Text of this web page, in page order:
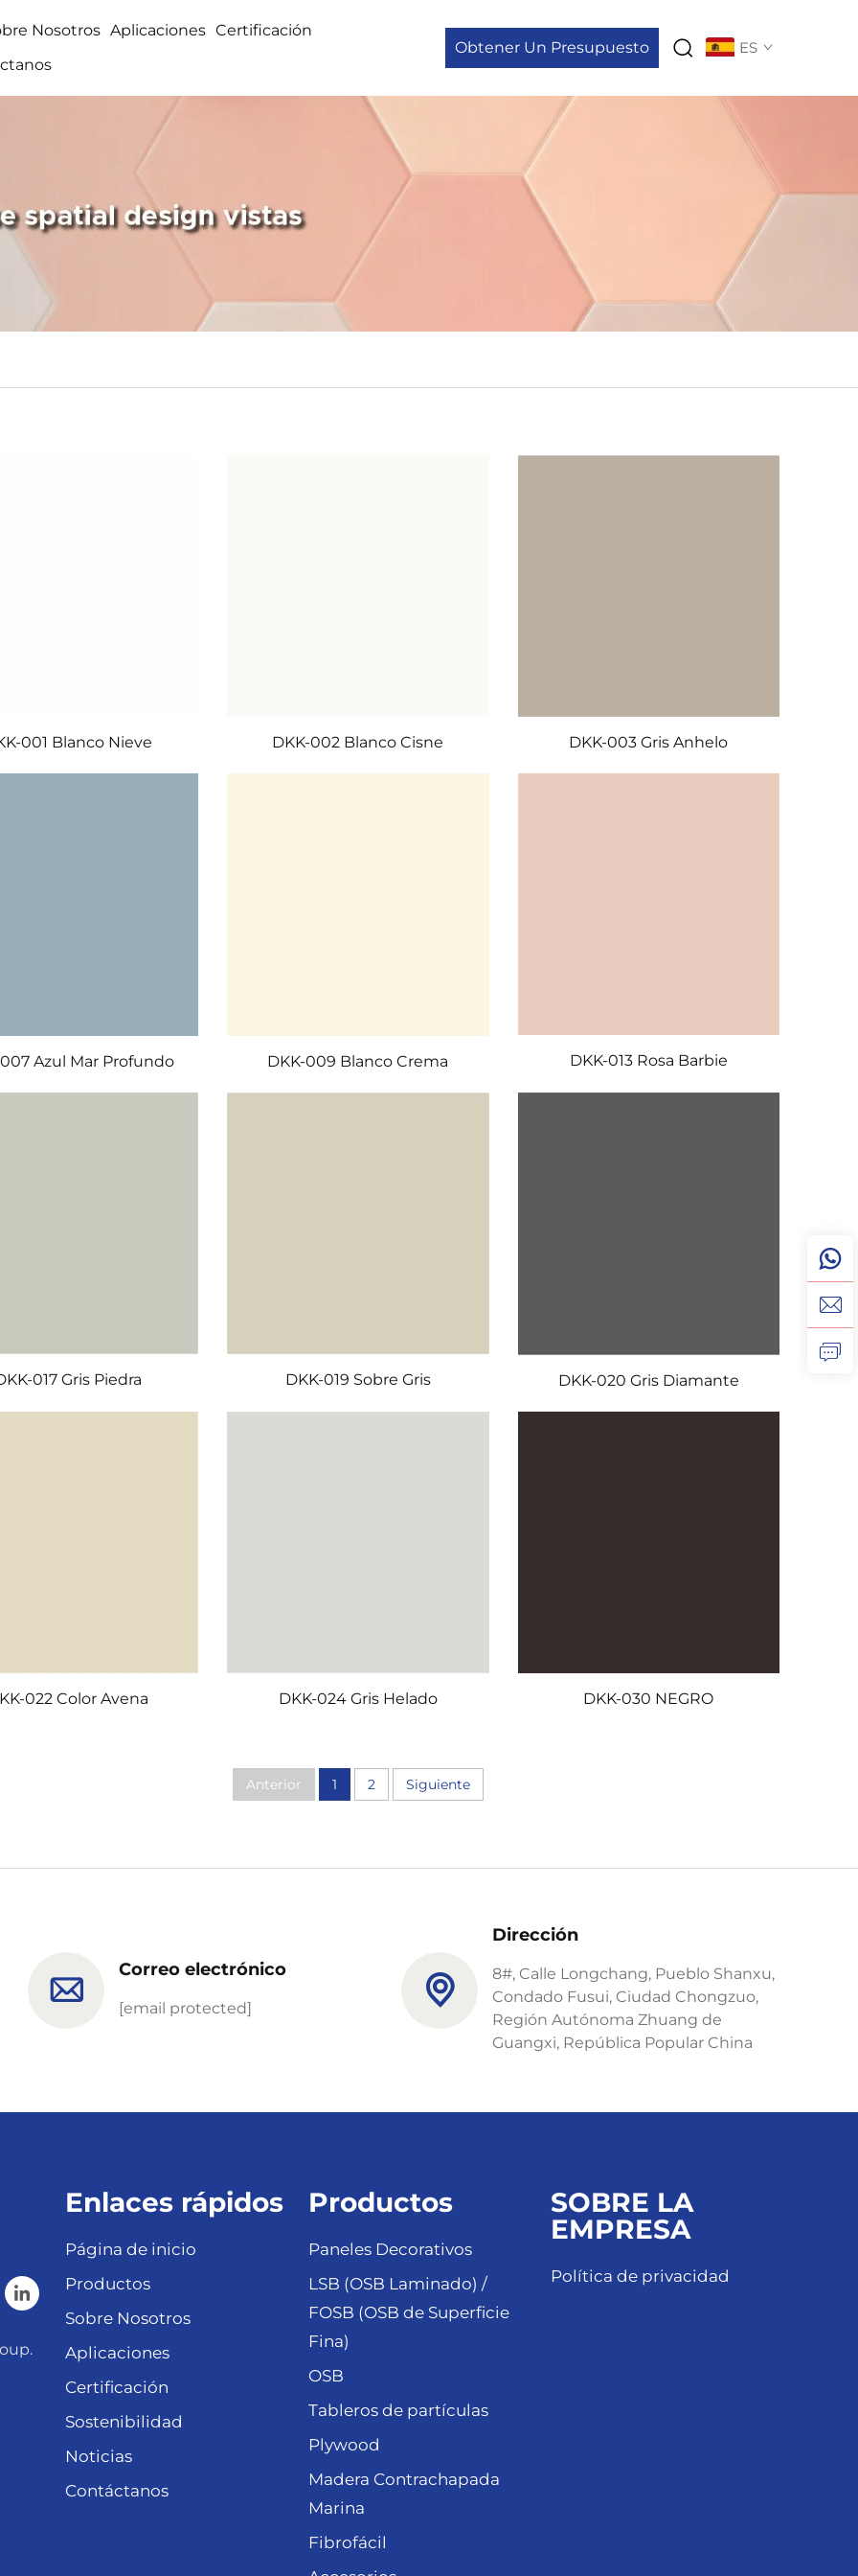
Nosotros Aplicaciones Certificación
Obtener Un Presupuesto ES
001 Blanco Nieve DKK-002 Blanco Cisne DKK-003 Gris Anhelo
Azul Mar Profundo DKK-009 Blanco Crema DKK-013 Rosa Barbie
017 Gris Piedra DKK-019 Sobre Gris DKK-020 Gris Diamante
022 Color Avena DKK-024 Gris Helado DKK-030 NEGRO
Anterior 1 2 Siguiente
Correo electrónico
[email protected]
Dirección
8#, Calle Longchang, Pueblo Shanxu,
Condado Fusui, Ciudad Chongzuo,
Región Autónoma Zhuang de
Guangxi, República Popular China
Enlaces rápidos
Página de inicio
Productos
Sobre Nosotros
Aplicaciones
Certificación
Sostenibilidad
Noticias
Contáctanos
Productos
Paneles Decorativos
LSB (OSB Laminado) /
FOSB (OSB de Superficie
Fina)
OSB
Tableros de partículas
Plywood
Madera Contrachapada
Marina
Fibrofácil
SOBRE LA
EMPRESA
Política de privacidad